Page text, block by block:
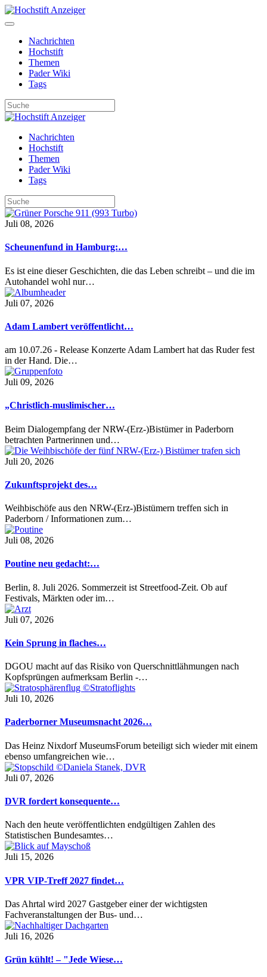
Nachrichten
Hochstift
Themen
Pader Wiki
Tags
Nachrichten
Hochstift
Themen
Pader Wiki
Tags
Juli 08, 2026
Scheunenfund in Hamburg:…
Es ist eine dieser Geschichten, die das Leben schreibt – und die im
Autohandel wohl nur…
Juli 07, 2026
Adam Lambert veröffentlicht…
am 10.07.26 - Release Konzerte Adam Lambert hat das Ruder fest
in der Hand. Die…
Juli 09, 2026
„Christlich-muslimischer…
Beim Dialogempfang der NRW-(Erz-)Bistümer in Paderborn
betrachten Partnerinnen und…
Juli 20, 2026
Zukunftsprojekt des…
Weihbischöfe aus den NRW-(Erz-)Bistümern treffen sich in
Paderborn / Informationen zum…
Juli 08, 2026
Poutine neu gedacht:…
Berlin, 8. Juli 2026. Sommerzeit ist Streetfood-Zeit. Ob auf
Festivals, Märkten oder im…
Juli 07, 2026
Kein Sprung in flaches…
DGOU macht auf das Risiko von Querschnittlähmungen nach
Kopfsprüngen aufmerksam Berlin -…
Juli 10, 2026
Paderborner Museumsnacht 2026…
Das Heinz Nixdorf MuseumsForum beteiligt sich wieder mit einem
ebenso umfangreichen wie…
Juli 07, 2026
DVR fordert konsequente…
Nach den heute veröffentlichten endgültigen Zahlen des
Statistischen Bundesamtes…
Juli 15, 2026
VPR VIP-Treff 2027 findet…
Das Ahrtal wird 2027 Gastgeber einer der wichtigsten
Fachveranstaltungen der Bus- und…
Juli 16, 2026
Grün kühlt! – "Jede Wiese…